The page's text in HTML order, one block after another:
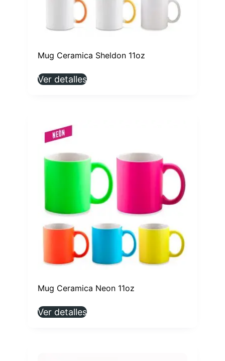
Mug Ceramica Sheldon 11oz
Ver detalles
Mug Ceramica Neon 11oz
Ver detalles